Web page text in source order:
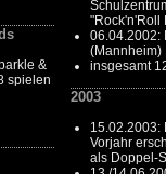
&
spielen
"Rock'n'Roll
06.04.2002:
(Mannheim)
insgesamt
2003
15.02.2003:
Vorjahr
als Doppel-